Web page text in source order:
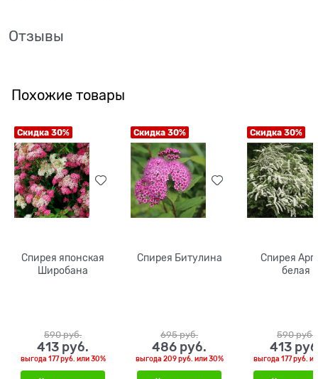
Отзывы
Похожие товары
Скидка 30%
Спирея японская
Широбана
590 руб.
413 руб.
выгода 177 руб. или30%
Скидка 30%
Спирея Битулина
695 руб.
486 руб.
выгода 209 руб. или30%
Скидка 30%
Спирея
белая
590 руб.
413
выгода 177 руб.